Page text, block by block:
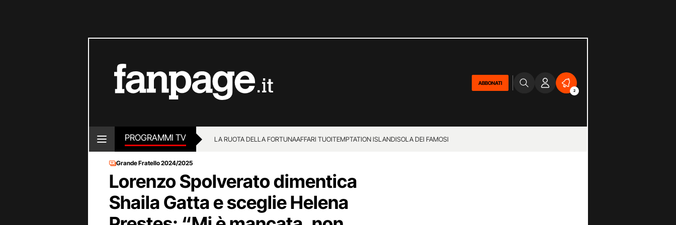
ABBONATI
2
PROGRAMMI TV LA RUOTA DELLA FORTUNAAFFARI TUOITEMPTATION ISLANDISOLA DEI FAMOSI
Grande Fratello 2024/2025
Lorenzo Spolverato dimentica
Shaila Gatta e sceglie Helena